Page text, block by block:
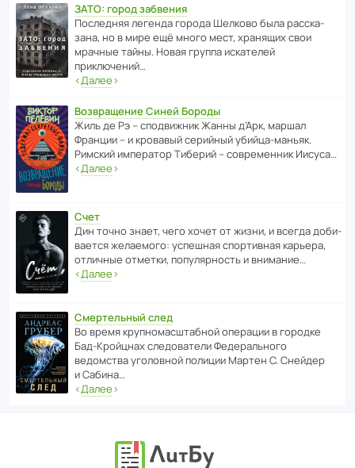
ЗАТО: город забвения
После­дняя легенда города Шелково была расска­
зана, но в мире ещё много мест, хранящих свои
мрачные тайны. Новая группа иска­телей
приключений…
‹Далее›
Возвращение Синей Бороды
Жиль де Рэ – спод­ви­жник Жанны д’Арк, маршал
Франции – и кровавый серийный убийца-маньяк.
Римский импе­ратор Тиберий – совре­менник Иисуса…
‹Далее›
Счет
Дин точно знает, чего хочет от жизни, и всегда доби­
ва­ется жела­е­мого: успе­шная спор­ти­вная карьера,
отли­чные отметки, попу­ля­р­ность и внимание…
‹Далее›
Смертельный след
Во время круп­но­мас­ш­та­бной операции в городке
Бад‑Крой­цнах следо­ва­тели Феде­раль­ного
ведомства уголо­вной полиции Мартен С. Снейдер
и Сабина…
‹Далее›